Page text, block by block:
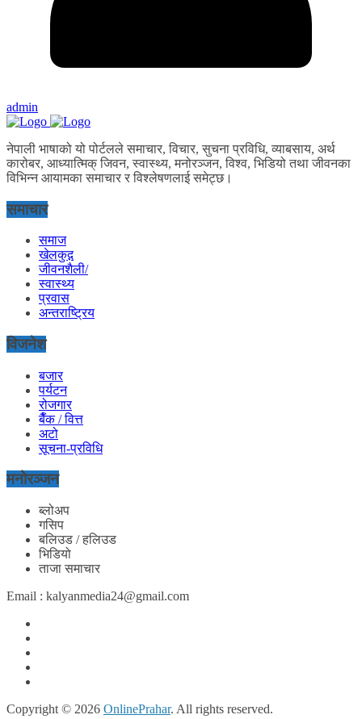
admin
नेपाली भाषाको यो पोर्टलले समाचार, विचार, सुचना प्रविधि, व्याबसाय, अर्थ
कारोबर, आध्यात्मिक् जिवन, स्वास्थ्य, मनोरञ्जन, विश्व, भिडियो तथा जीवनका
विभिन्न आयामका समाचार र विश्लेषणलाई समेट्छ।
समाचार
समाज
खेलकुद़़
जीवनशैली/
स्वास्थ्य
प्रवास
अन्तराष्ट्रिय
विजनेश
बजार
पर्यटन
रोजगार
बैँक / वित्त
अटो
सूचना-प्रविधि
मनोरञ्जन
ब्लोअप
गसिप
बलिउड / हलिउड
भिडियो
ताजा समाचार
Email : kalyanmedia24@gmail.com
Copyright © 2026 OnlinePrahar. All rights reserved.